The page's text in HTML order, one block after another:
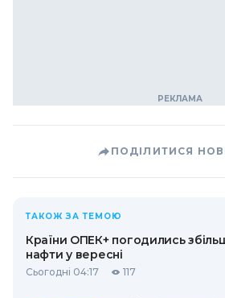
ПОДІЛИТИСЯ
ТАКОЖ ЗА ТЕМОЮ
Країни ОПЕК+ погодились
нафти у вересні
Сьогодні 04:17 117